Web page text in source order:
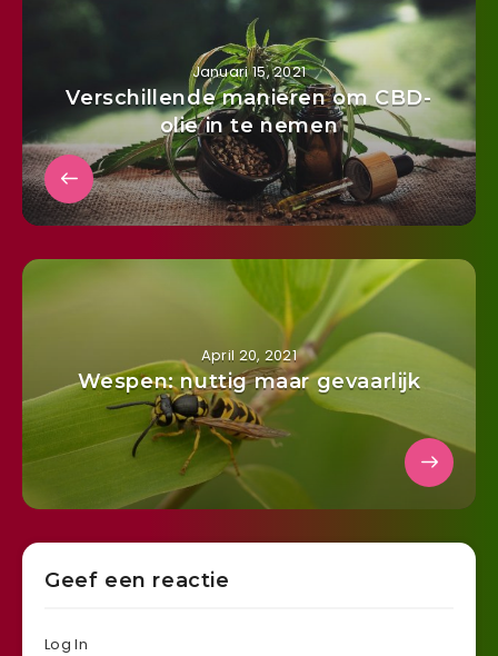
Januari 15, 2021
Verschillende manieren om CBD-
olie in te nemen
April 20, 2021
Wespen: nuttig maar gevaarlijk
Geef een reactie
Log In